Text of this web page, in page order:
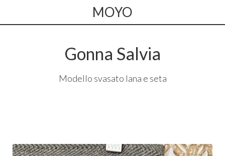
MOYO
Gonna Salvia
Modello svasato lana e seta